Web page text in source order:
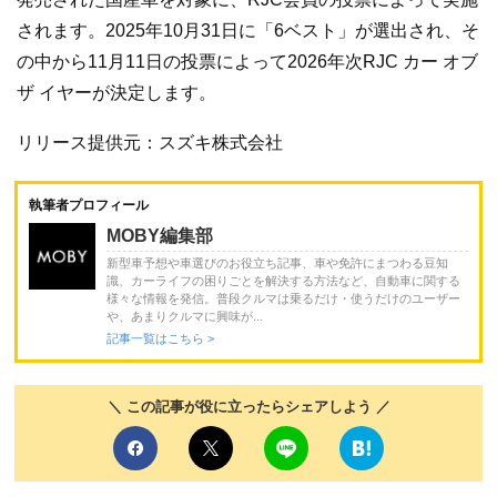
されます。2025年10月31日に「6ベスト」が選出され、そ
の中から11月11日の投票によって2026年次RJC カー オブ
ザ イヤーが決定します。
リリース提供元：スズキ株式会社
執筆者プロフィール
MOBY編集部
新型車予想や車選びのお役立ち記事、車や免許にまつわる豆知
識、カーライフの困りごとを解決する方法など、自動車に関する
様々な情報を発信。普段クルマは乗るだけ・使うだけのユーザー
や、あまりクルマに興味が...
記事一覧はこちら >
＼ この記事が役に立ったらシェアしよう ／